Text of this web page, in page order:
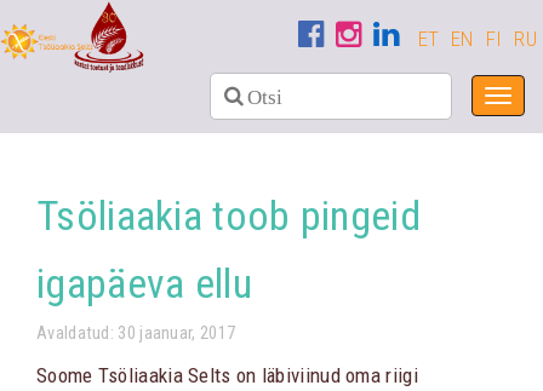
ET EN FI RU
Tsöliaakia toob pingeid
igapäeva ellu
Avaldatud: 30 jaanuar, 2017
Soome Tsöliaakia Selts on läbiviinud oma riigi